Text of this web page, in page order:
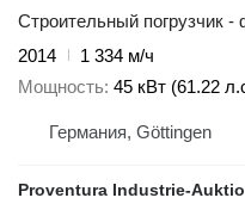
Строительный погрузчик -
2014
1 334 м/ч
Мощность 45 кВт (61.22
Германия, Göttingen
Proventura Industrie-